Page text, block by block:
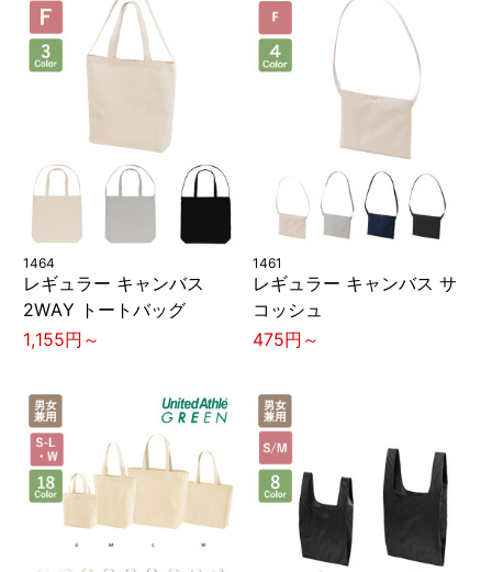
1464
レギュラー キャンバス
2WAY トートバッグ
1,155円～
1461
レギュラー キャンバス サ
コッシュ
475円～